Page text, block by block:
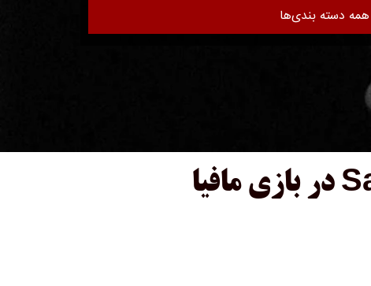
همه دسته بندی‌ها